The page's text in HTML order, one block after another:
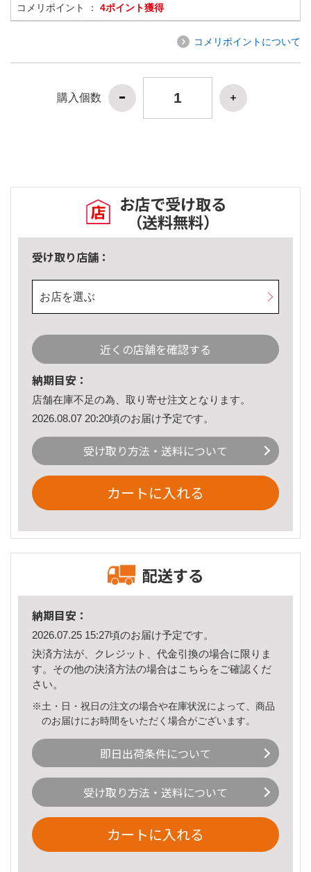
コメリポイント ： 4ポイント獲得
コメリポイントについて
購入個数
お店で受け取る
（送料無料）
受け取り店舗：
お店を選ぶ
近くの店舗を確認する
納期目安：
店舗在庫不足の為、取り寄せ注文となります。
2026.08.07 20:20頃のお届け予定です。
受け取り方法・送料について
カートに入れる
配送する
納期目安：
2026.07.25 15:27頃のお届け予定です。
決済方法が、クレジット、代金引換の場合に限りま
す。その他の決済方法の場合はこちら をご確認くだ
さい。
※土・日・祝日の注文の場合や在庫状況によって、商品
のお届けにお時間をいただく場合がございます。
即日出荷条件について
受け取り方法・送料について
カートに入れる